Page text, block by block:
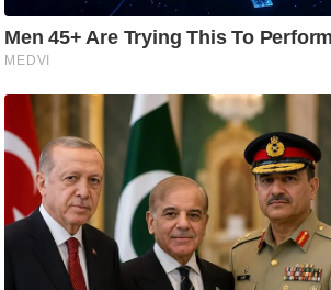
न
स्थ
ल
फि
ट
ने
स
मं